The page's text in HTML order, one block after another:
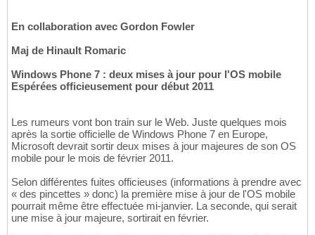
En collaboration avec Gordon Fowler
Maj de Hinault Romaric
Windows Phone 7 : deux mises à jour pour l'OS mobile
Espérées officieusement pour début 2011
Les rumeurs vont bon train sur le Web. Juste quelques mois
après la sortie officielle de Windows Phone 7 en Europe,
Microsoft devrait sortir deux mises à jour majeures de son OS
mobile pour le mois de février 2011.
Selon différentes fuites officieuses (informations à prendre avec
« des pincettes » donc) la première mise à jour de l'OS mobile
pourrait même être effectuée mi-janvier. La seconde, qui serait
une mise à jour majeure, sortirait en février.